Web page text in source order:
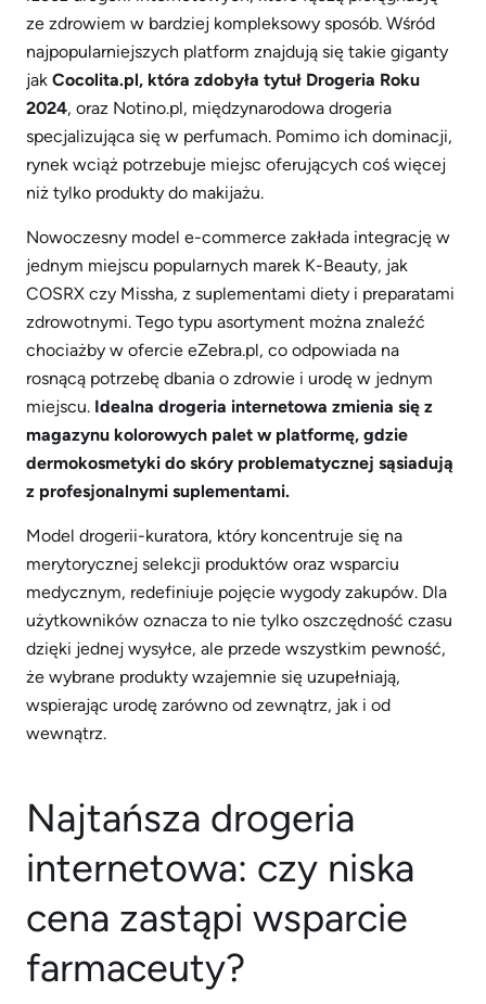
ze zdrowiem w bardziej kompleksowy sposób. Wśród
najpopularniejszych platform znajdują się takie giganty
jak Cocolita.pl, która zdobyła tytuł Drogeria Roku
2024, oraz Notino.pl, międzynarodowa drogeria
specjalizująca się w perfumach. Pomimo ich dominacji,
rynek wciąż potrzebuje miejsc oferujących coś więcej
niż tylko produkty do makijażu.
Nowoczesny model e-commerce zakłada integrację w
jednym miejscu popularnych marek K-Beauty, jak
COSRX czy Missha, z suplementami diety i preparatami
zdrowotnymi. Tego typu asortyment można znaleźć
chociażby w ofercie eZebra.pl, co odpowiada na
rosnącą potrzebę dbania o zdrowie i urodę w jednym
miejscu. Idealna drogeria internetowa zmienia się z
magazynu kolorowych palet w platformę, gdzie
dermokosmetyki do skóry problematycznej sąsiadują
z profesjonalnymi suplementami.
Model drogerii-kuratora, który koncentruje się na
merytorycznej selekcji produktów oraz wsparciu
medycznym, redefiniuje pojęcie wygody zakupów. Dla
użytkowników oznacza to nie tylko oszczędność czasu
dzięki jednej wysyłce, ale przede wszystkim pewność,
że wybrane produkty wzajemnie się uzupełniają,
wspierając urodę zarówno od zewnątrz, jak i od
wewnątrz.
Najtańsza drogeria
internetowa: czy niska
cena zastąpi wsparcie
farmaceuty?